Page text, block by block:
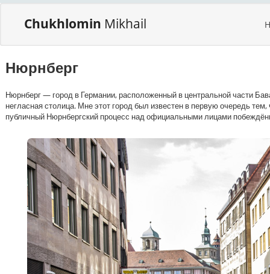
Chukhlomin Mikhail
Нюрнберг
Нюрнберг — город в Германии, расположенный в центральной части
негласная столица. Мне этот город был известен в первую очередь
публичный Нюрнбергский процесс над официальными лицами